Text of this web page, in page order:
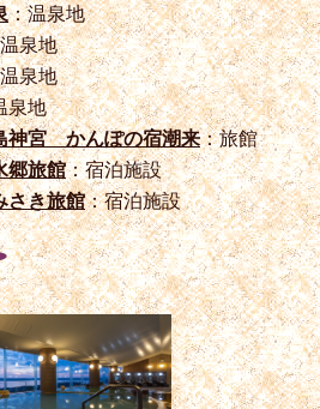
：温泉地
泉地
泉地
泉地
神宮 かんぽの宿潮来：旅館
旅館：宿泊施設
き旅館：宿泊施設